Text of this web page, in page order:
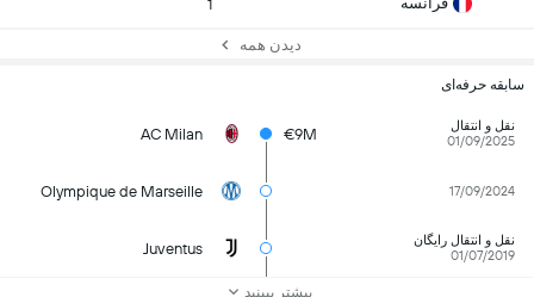
1
دیدن همه
سابقه حرفه‌ای
نقل و انتقال
01/09/2025
€9M
AC Milan
17/09/2024
Olympique de Marseille
نقل و انتقال رایگان
01/07/2019
Juventus
بیشتر ببینید